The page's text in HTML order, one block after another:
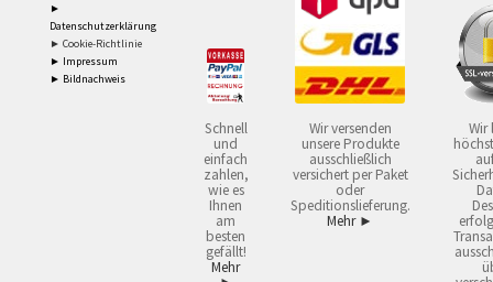
►
Datenschutzerklärung
► Cookie-Richtlinie
► Impressum
► Bildnachweis
Schnell
und
einfach
zahlen,
wie es
Ihnen
am
besten
gefällt!
Mehr
Wir versenden
unsere Produkte
ausschließlich
versichert per Paket
oder
Speditionslieferung.
Mehr ►
Wir